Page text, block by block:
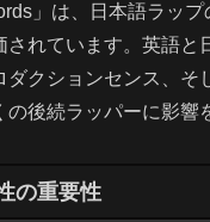
」は、日本語ラッ
されています。英語と
クションセンス、そ
の後続ラッパーに影響
の重要性